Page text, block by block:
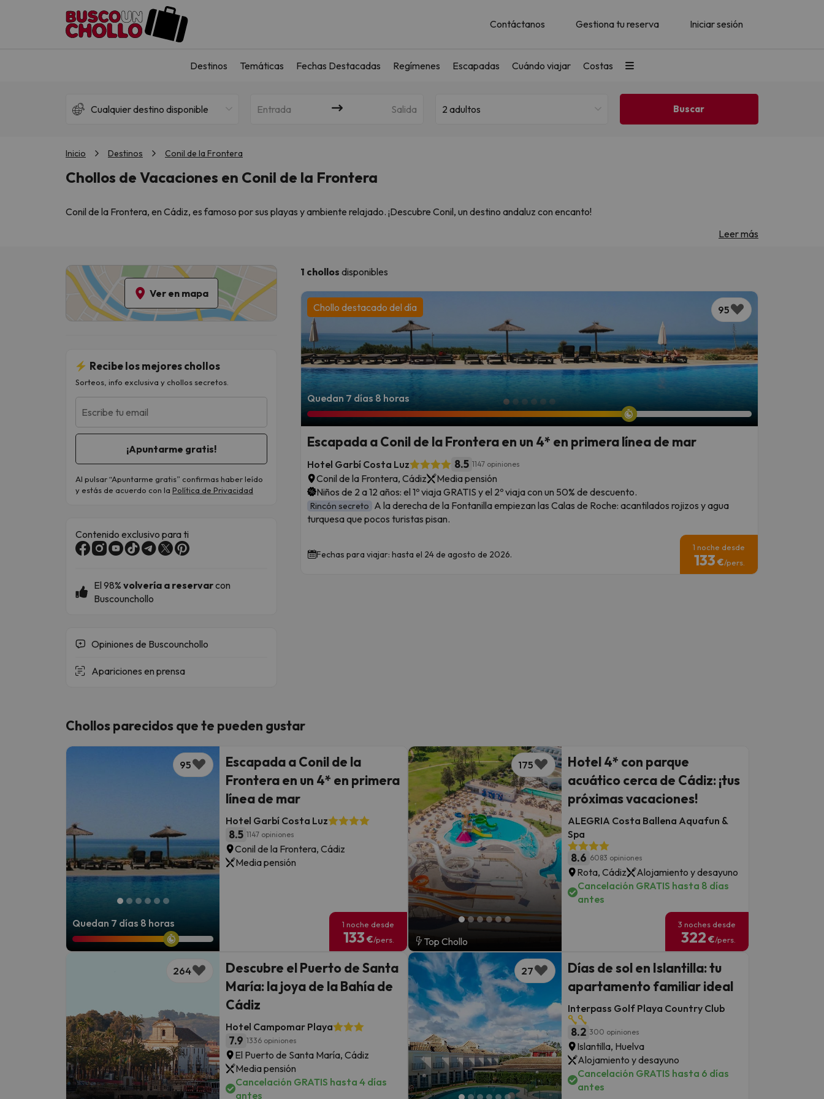
Contáctanos Gestiona tu reserva Iniciar sesión
Destinos Temáticas Fechas Destacadas Regímenes Escapadas Cuándo viajar Costas
Cualquier destino disponible Entrada Salida 2 adultos
Inicio Destinos Conil de la Frontera
Chollos de Vacaciones en Conil de la Frontera
Conil de la Frontera, en Cádiz, es famoso por sus playas y ambiente relajado. ¡Descubre Conil, un destino andaluz con encanto!
sus secretos y vive unas vacaciones extraordinarias.
Leer más
1 chollos disponibles
Chollo destacado del día 95
Quedan 7 días 8 horas
Escapada a Conil de la Frontera en un 4* en primera línea de mar
Hotel Garbí Costa Luz 8.5 1147 opiniones
Conil de la Frontera, Cádiz
Media pensión
Niños de 2 a 12 años: el 1º viaja GRATIS y el 2º viaja con un 50% de descuento.
Rincón secreto A la derecha de la Fontanilla empiezan las Calas de Roche: acantilados rojizos y agua
turquesa que pocos turistas pisan.
Fechas para viajar: hasta el 24 de agosto de 2026.
1 noche desde
133 €/pers.
Ver en mapa
Recibe los mejores chollos
Sorteos, info exclusiva y chollos secretos.
Escribe tu email
Al pulsar “Apuntarme gratis” confirmas haber leído
y estás de acuerdo con la Política de Privacidad
Contenido exclusivo para ti
El 98% volvería a reservarcon
Buscounchollo
Opiniones de Buscounchollo
Apariciones en prensa
Chollos parecidos que te pueden gustar
Quedan 7 días 8 horas
95
Escapada a Conil de la
Frontera en un 4* en primera
línea de mar
Hotel Garbí Costa Luz
8.5 1147 opiniones
Conil de la Frontera, Cádiz
Media pensión
1 noche desde
133 €/pers. Top Chollo
175
Hotel 4* con parque
acuático cerca de Cádiz: ¡tus
próximas vacaciones!
ALEGRIA Costa Ballena Aquafun &
Spa
8.6 6083 opiniones
Rota, Cádiz
Alojamiento y desayuno
Cancelación GRATIS hasta 8 días
antes
3 noches desde
322 €/pers.
264
Descubre el Puerto de Santa
María: la joya de la Bahía de
Cádiz
Hotel Campomar Playa
7.9 1336 opiniones
El Puerto de Santa María, Cádiz
Media pensión
Cancelación GRATIS hasta 4 días
antes
27
Días de sol en Islantilla: tu
apartamento familiar ideal
Interpass Golf Playa Country Club
8.2 300 opiniones
Islantilla, Huelva
Alojamiento y desayuno
Cancelación GRATIS hasta 6 días
antes